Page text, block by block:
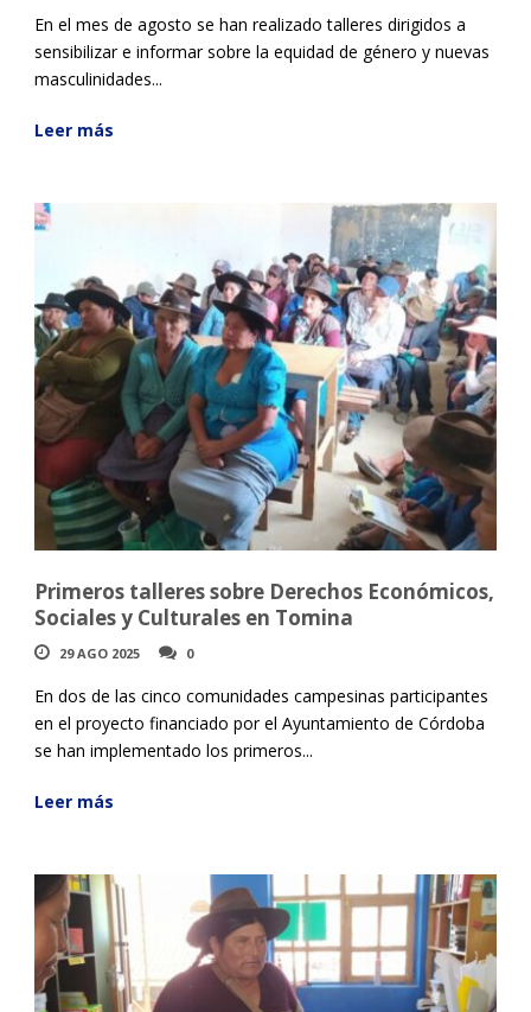
En el mes de agosto se han realizado talleres dirigidos a
sensibilizar e informar sobre la equidad de género y nuevas
masculinidades...
Leer más
Primeros talleres sobre Derechos Económicos,
Sociales y Culturales en Tomina
29 AGO 2025 0
En dos de las cinco comunidades campesinas participantes
en el proyecto financiado por el Ayuntamiento de Córdoba
se han implementado los primeros...
Leer más